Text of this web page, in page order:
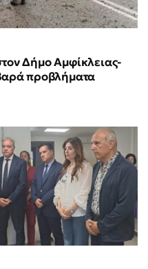
Δήμο Αμφίκλειας-
προβλήματα